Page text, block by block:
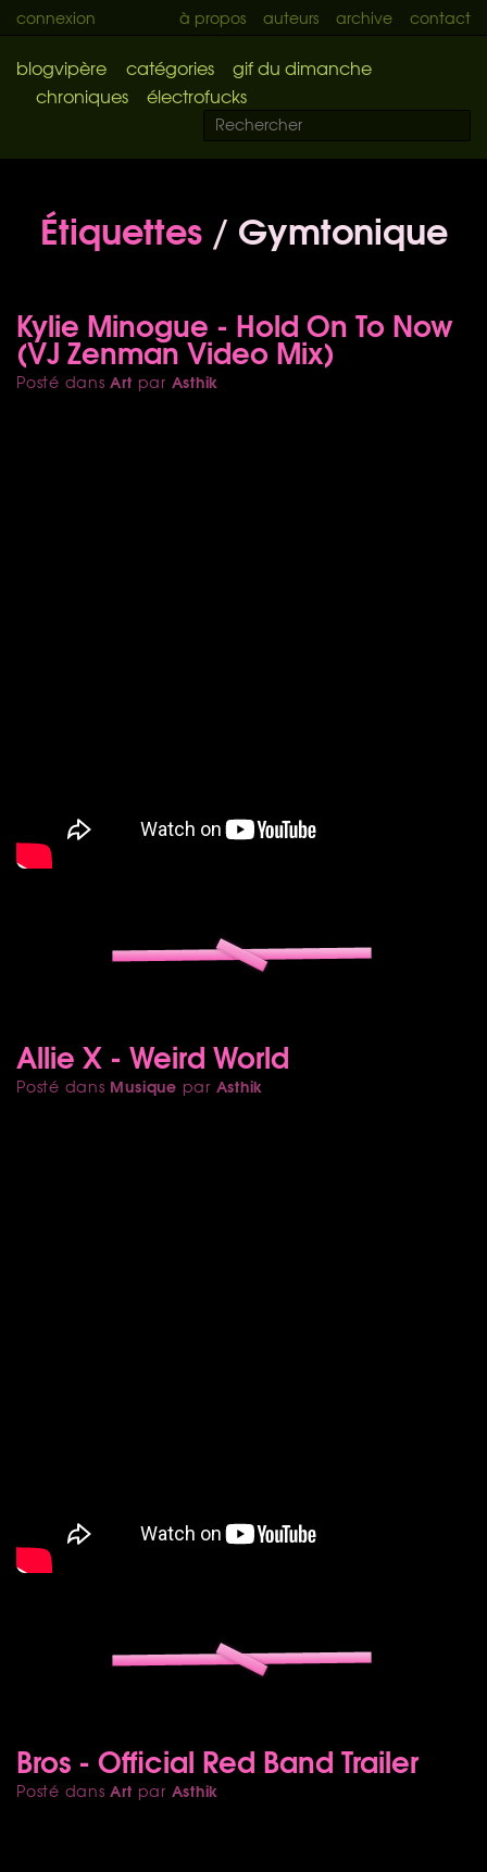
connexion à propos auteurs archive contact
blogvipère catégories
gif du dimanche
chroniques
électrofucks
Étiquettes/ Gymtonique
Kylie Minogue - Hold On To Now
(VJ Zenman Video Mix)
Posté dansArt par Asthik
Allie X - Weird World
Posté dans Musique par Asthik
Bros - Official Red Band Trailer
Posté dansArt par Asthik